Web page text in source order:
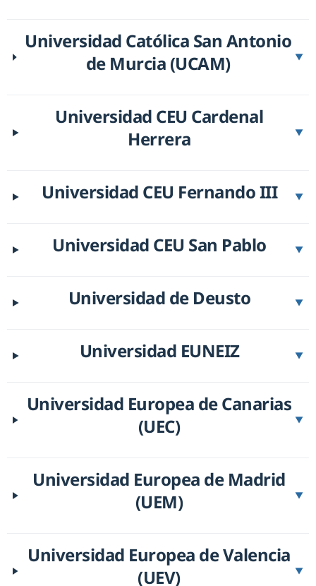
Universidad Católica San Antonio
de Murcia (UCAM)
▼
Universidad CEU Cardenal
Herrera
▼
Universidad CEU Fernando III ▼
Universidad CEU San Pablo ▼
Universidad de Deusto ▼
Universidad EUNEIZ ▼
Universidad Europea de Canarias
(UEC)
▼
Universidad Europea de Madrid
(UEM)
▼
Universidad Europea de Valencia
(UEV)
▼